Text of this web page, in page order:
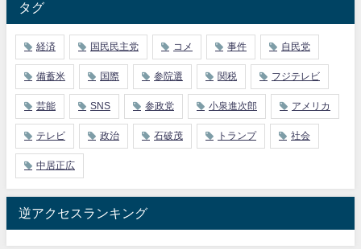
タグ
経済 国民民主党 コメ 事件 自民党
備蓄米 国際 参院選 関税 フジテレビ
芸能 SNS 参政党 小泉進次郎 アメリカ
テレビ 政治 石破茂 トランプ 社会
中居正広
逆アクセスランキング